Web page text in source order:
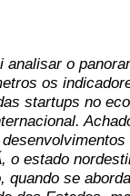
o
os
startups no
o estado
se